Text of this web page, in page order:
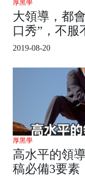
厚黑學
大領導，都
口秀”，不服
2019-08-20
厚黑學
高水平的領
稿必備3要素